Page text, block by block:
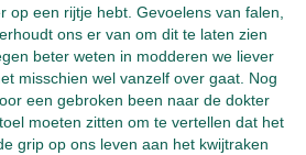
op een rijtje hebt. Gevoelens van falen,
ons er van om dit te laten zien
beter weten in modderen we liever
misschien wel vanzelf over gaat. Nog
een gebroken been naar de dokter
moeten zitten om te vertellen dat het
grip op ons leven aan het kwijtraken